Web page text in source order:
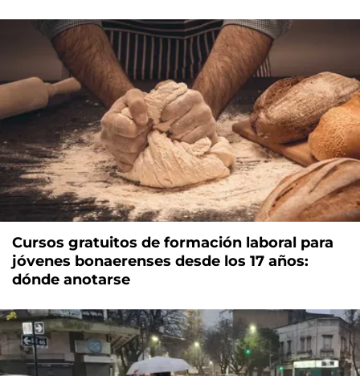
Cursos gratuitos de formación laboral para
jóvenes bonaerenses desde los 17 años:
dónde anotarse